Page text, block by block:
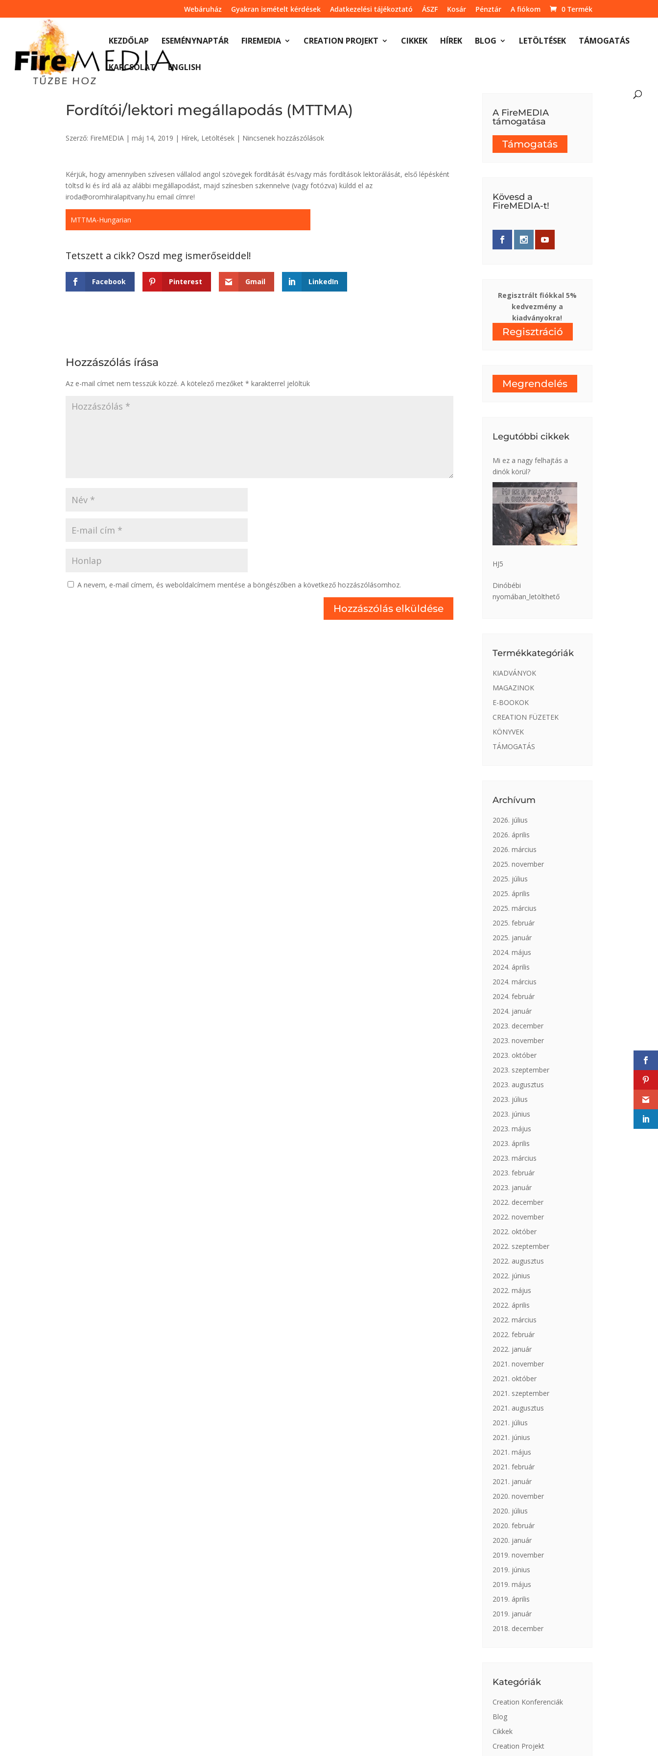
content
Webáruház Gyakran ismételt kérdések Adatkezelési tájékoztató ÁSZF Kosár Pénztár A fiókom 0 Termék
KEZDŐLAP ESEMÉNYNAPTÁR FIREMEDIA CREATION PROJEKT CIKKEK HÍREK BLOG LETÖLTÉSEK TÁMOGATÁS
KAPCSOLAT ENGLISH
Fordítói/lektori megállapodás (MTTMA)
Szerző: FireMEDIA |máj 14, 2019 | Hírek, Letöltések | Nincsenek hozzászólások
Kérjük, hogy amennyiben szívesen vállalod angol szövegek fordítását és/vagy más fordítások lektorálását, első lépésként
töltsd ki és írd alá az alábbi megállapodást, majd színesben szkennelve (vagy fotózva) küldd el az
iroda@oromhiralapitvany.hu email címre!
MTTMA-Hungarian
Facebook Pinterest Gmail LinkedIn
Hozzászólás írása
Az e-mail címet nem tesszük közzé. A kötelező mezőket* karakterrel jelöltük
A nevem, e-mail címem, és weboldalcímem mentése a böngészőben a következő hozzászólásomhoz.
A FireMEDIA
támogatása
Támogatás
Kövesd a
FireMEDIA-t!
Regisztrált fiókkal 5%
kedvezmény a
kiadványokra!
Regisztráció
Megrendelés
Legutóbbi cikkek
Mi ez a nagy felhajtás a
dinók körül?
HJ5
Dinóbébi
nyomában_letölthető
Termékkategóriák
KIADVÁNYOK
MAGAZINOK
E-BOOKOK
CREATION FÜZETEK
KÖNYVEK
TÁMOGATÁS
Archívum
2026. július
2026. április
2026. március
2025. november
2025. július
2025. április
2025. március
2025. február
2025. január
2024. május
2024. április
2024. március
2024. február
2024. január
2023. december
2023. november
2023. október
2023. szeptember
2023. augusztus
2023. július
2023. június
2023. május
2023. április
2023. március
2023. február
2023. január
2022. december
2022. november
2022. október
2022. szeptember
2022. augusztus
2022. június
2022. május
2022. április
2022. március
2022. február
2022. január
2021. november
2021. október
2021. szeptember
2021. augusztus
2021. július
2021. június
2021. május
2021. február
2021. január
2020. november
2020. július
2020. február
2020. január
2019. november
2019. június
2019. május
2019. április
2019. január
2018. december
Kategóriák
Creation Konferenciák
Blog
Cikkek
Creation Projekt